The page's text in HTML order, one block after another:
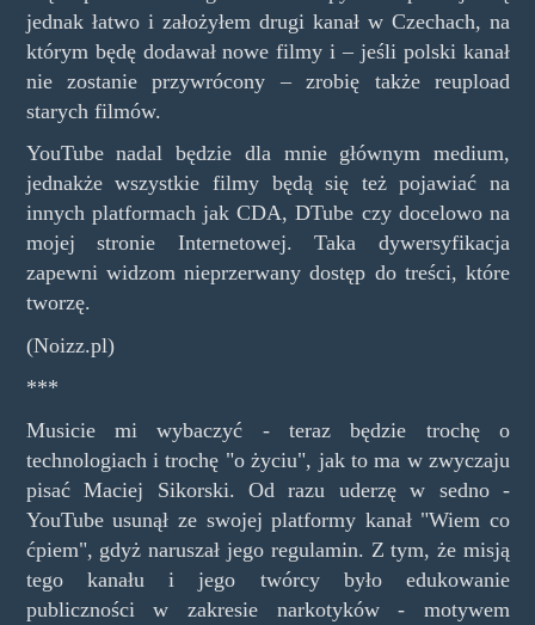
jednak łatwo i założyłem drugi kanał w Czechach, na
którym będę dodawał nowe filmy i – jeśli polski kanał
nie zostanie przywrócony – zrobię także reupload
starych filmów.
YouTube nadal będzie dla mnie głównym medium,
jednakże wszystkie filmy będą się też pojawiać na
innych platformach jak CDA, DTube czy docelowo na
mojej stronie Internetowej. Taka dywersyfikacja
zapewni widzom nieprzerwany dostęp do treści, które
tworzę.
(Noizz.pl)
***
Musicie mi wybaczyć - teraz będzie trochę o
technologiach i trochę "o życiu", jak to ma w zwyczaju
pisać Maciej Sikorski. Od razu uderzę w sedno -
YouTube usunął ze swojej platformy kanał "Wiem co
ćpiem", gdyż naruszał jego regulamin. Z tym, że misją
tego kanału i jego twórcy było edukowanie
publiczności w zakresie narkotyków - motywem